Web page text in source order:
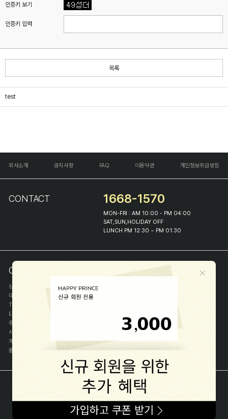
인증키 보기
인증키 입력
목록
test
회사소개 공지사항 FAQ 이용약관 개인정보취급방침
CONTACT 1668-1570
MON-FRI : AM 10:00 - PM 04:00
SAT,SUN,HOLIDAY OFF
LUNCH PM 12:30 ~ PM 01:30
COMPANY INFO
상호
(주)해피프린스
대표
이화진
TEL
E-MAIL
주소
사업자등록번호
개인정보관리자
이화진
통신판매신고번호
제 2018-서울종로-1384 호[사업자정보확인]
COPYRIGHT(C) (주)해피프린스 ALL RIGHT RESERVED.